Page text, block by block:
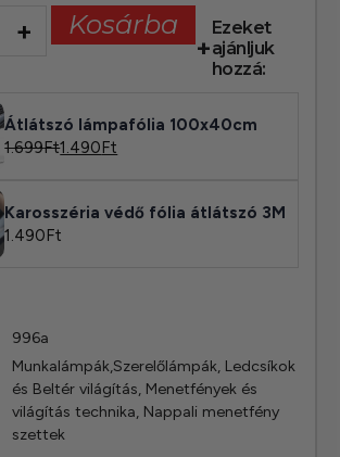
+ Kosárba
Ezeket
ajánljuk
hozzá:
Átlátszó lámpafólia 100x40cm
1.699Ft1.490Ft
Karosszéria védő fólia átlátszó 3M
1.490Ft
996a
Munkalámpák,Szerelőlámpák, Ledcsíkok
és Beltér világítás, Menetfények és
világítás technika, Nappali menetfény
szettek